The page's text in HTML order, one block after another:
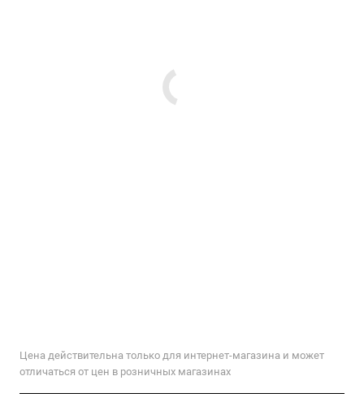
Цена действительна только для интернет-магазина и может
отличаться от цен в розничных магазинах